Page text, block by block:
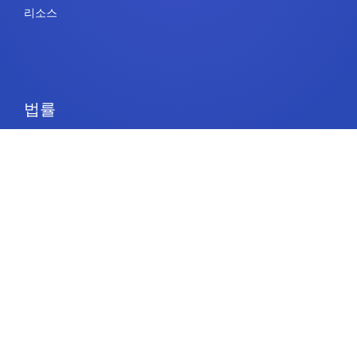
리소스
법률